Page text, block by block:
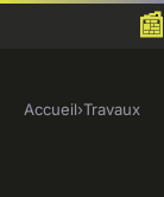
📰
Accueil›Travaux